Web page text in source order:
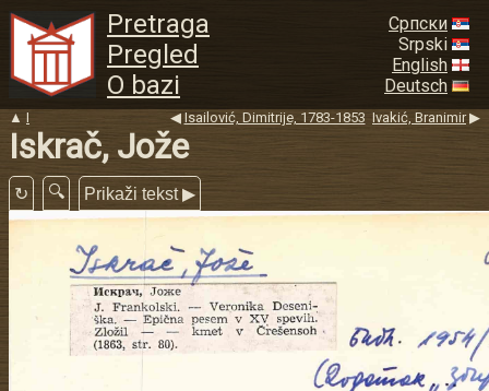
Pretraga
Pregled
O bazi
Српски
Srpski
English
Deutsch
▲ I ◀ Isailović, Dimitrije, 1783-1853 Ivakić, Branimir▶
Iskrač, Jože